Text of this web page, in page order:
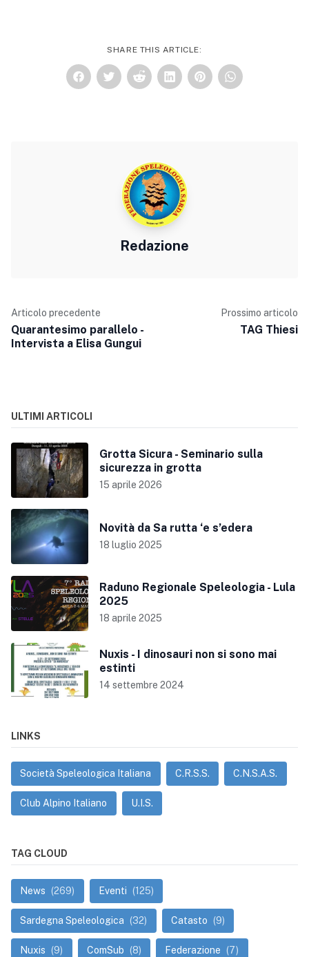
SHARE THIS ARTICLE:
Redazione
Articolo precedente
Quarantesimo parallelo -
Intervista a Elisa Gungui
Prossimo articolo
TAG Thiesi
ULTIMI ARTICOLI
Grotta Sicura - Seminario sulla
sicurezza in grotta
15 aprile 2026
Novità da Sa rutta ‘e s’edera
18 luglio 2025
Raduno Regionale Speleologia - Lula
2025
18 aprile 2025
Nuxis - I dinosauri non si sono mai
estinti
14 settembre 2024
LINKS
Società Speleologica Italiana C.R.S.S. C.N.S.A.S.
Club Alpino Italiano U.I.S.
TAG CLOUD
News (269) Eventi (125)
Sardegna Speleologica (32) Catasto (9)
Nuxis (9) ComSub (8) Federazione (7)